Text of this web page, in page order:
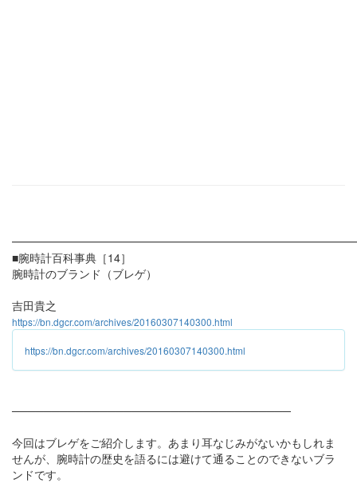
■腕時計百科事典［14］
腕時計のブランド（ブレゲ）
吉田貴之
https://bn.dgcr.com/archives/20160307140300.html
https://bn.dgcr.com/archives/20160307140300.html
───────────────────────────────────
今回はブレゲをご紹介します。あまり耳なじみがないかもしれま
せんが、腕時計の歴史を語るには避けて通ることのできないブラ
ンドです。